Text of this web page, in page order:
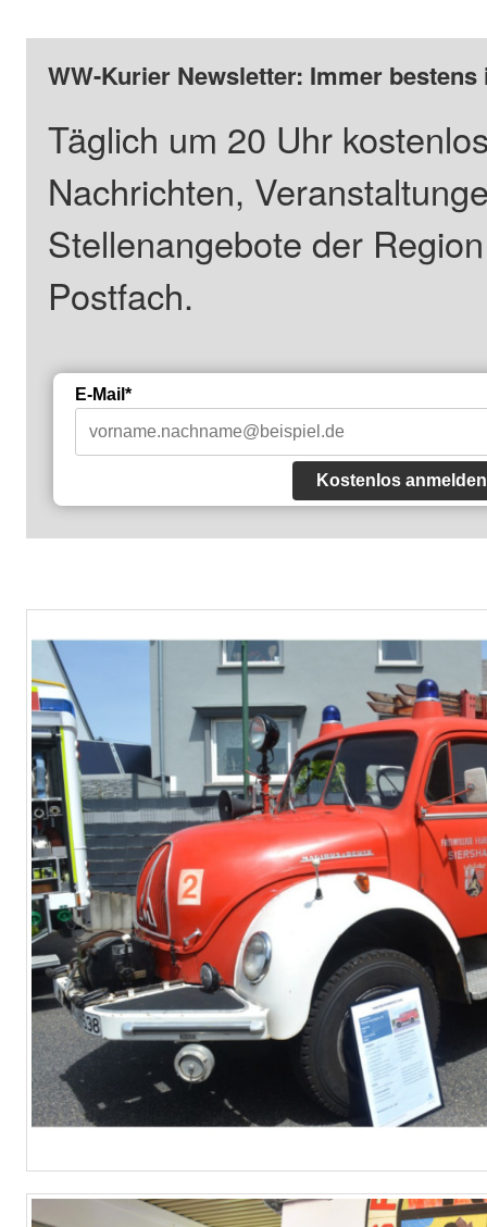
WW-Kurier Newsletter: Immer
Täglich um 20 Uhr
Nachrichten,
Stellenangebote der
Postfach.
E-Mail*
Kostenlos anmelden